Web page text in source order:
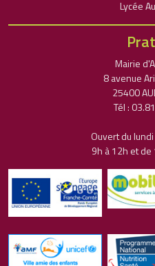
Lycée
Mairie
8 avenue
25400
Tél :
Ouvert du
9h à 12h et